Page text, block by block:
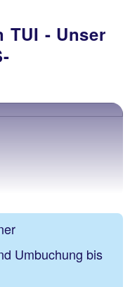
TUI - Unser
Umbuchung bis